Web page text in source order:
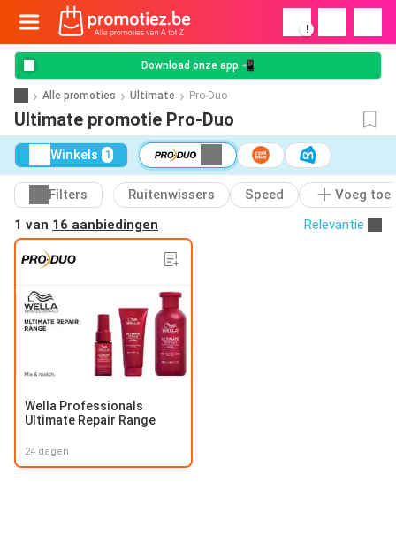
!
Download onze app 📲
Alle promoties Ultimate Pro-Duo
Ultimate promotie Pro-Duo
Winkels 1
Filters Ruitenwissers Speed
Voeg toe
1 van 16 aanbiedingen Relevantie
Wella Professionals
Ultimate Repair Range
24 dagen